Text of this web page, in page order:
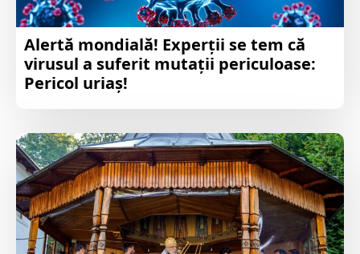
Alertă mondială! Experții se tem că
virusul a suferit mutații periculoase:
Pericol uriaș!